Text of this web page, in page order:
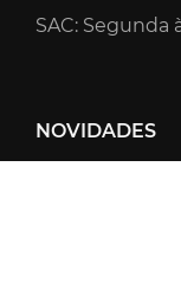
SAC: Segunda
NOVIDADES